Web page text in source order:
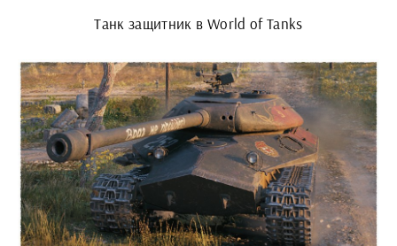
Танк защитник в World of Tanks